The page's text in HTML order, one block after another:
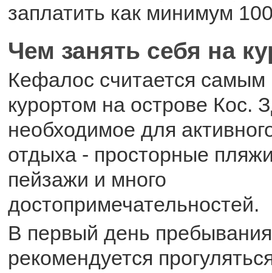
заплатить как минимум
Чем занять себя на
Кефалос считается
курортом на острове Кос.
необходимое для
отдыха - просторные
пейзажи и много
достопримечательностей.
В первый день
рекомендуется